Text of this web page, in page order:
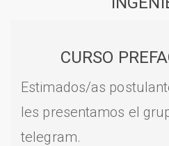
CURSO
Estimados/as
les presentamos el
telegram.